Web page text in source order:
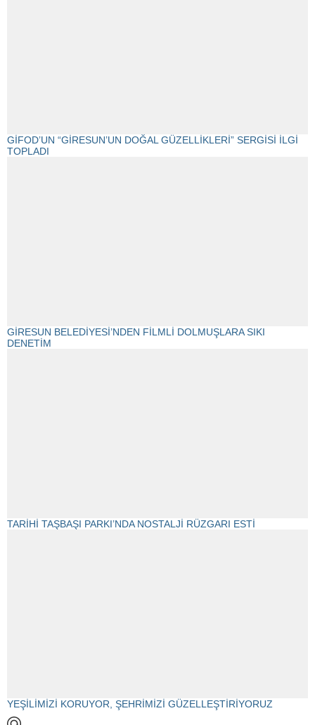
GİFOD’UN “GİRESUN’UN DOĞAL GÜZELLİKLERİ” SERGİSİ İLGİ
TOPLADI
GİRESUN BELEDİYESİ’NDEN FİLMLİ DOLMUŞLARA SIKI
DENETİM
TARİHİ TAŞBAŞI PARKI’NDA NOSTALJİ RÜZGARI ESTİ
YEŞİLİMİZİ KORUYOR, ŞEHRİMİZİ GÜZELLEŞTİRİYORUZ